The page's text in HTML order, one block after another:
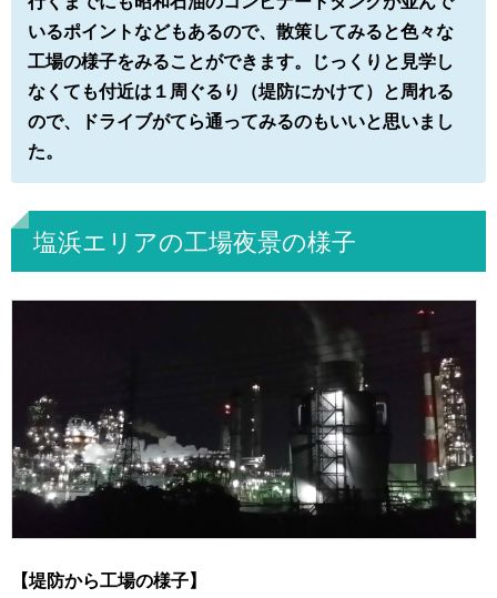
いるポイントなどもあるので、散策してみると色々な
工場の様子をみることができます。じっくりと見学し
なくても付近は１周ぐるり（堤防にかけて）と周れる
ので、ドライブがてら通ってみるのもいいと思いまし
た。
塩浜エリアの工場夜景の様子
【堤防から工場の様子】